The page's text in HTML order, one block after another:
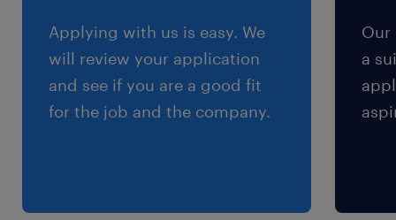
Applying with us is easy. We
will review your application
and see if you are a good fit
for the job and the company.
Our
a